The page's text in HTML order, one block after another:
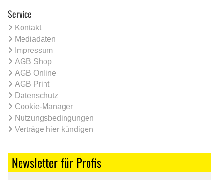
Service
Kontakt
Mediadaten
Impressum
AGB Shop
AGB Online
AGB Print
Datenschutz
Cookie-Manager
Nutzungsbedingungen
Verträge hier kündigen
Newsletter für Profis